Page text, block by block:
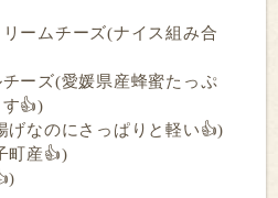
ームチーズ(ナイス組み合
ーズ(愛媛県産蜂蜜たっぷ
👍)
げなのにさっぱりと軽い👍)
町産👍)